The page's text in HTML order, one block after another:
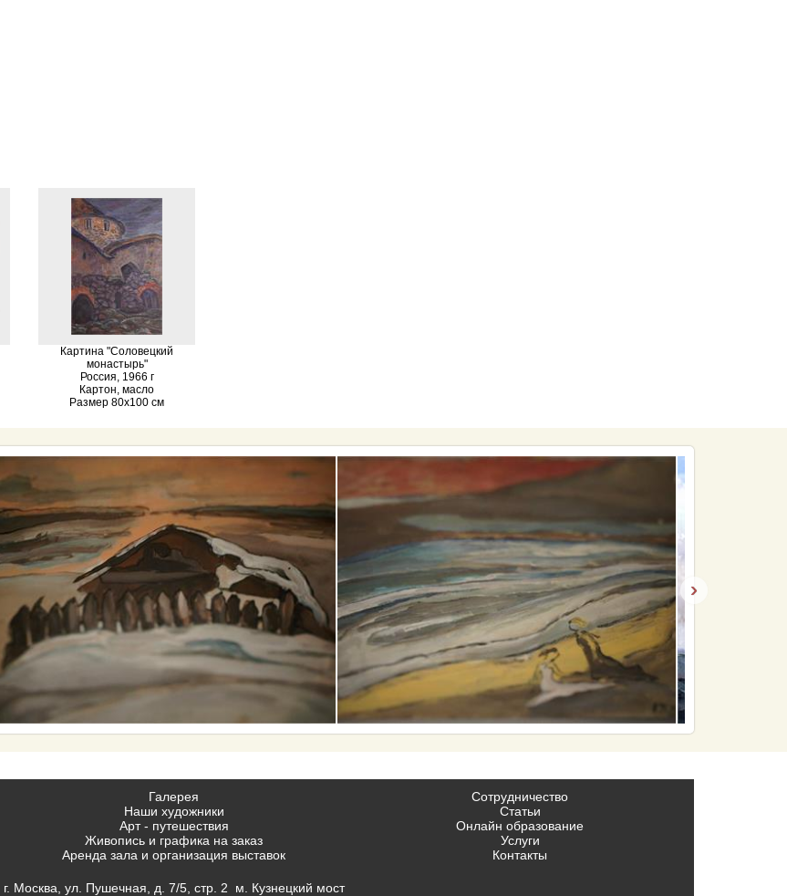
Картина "Соловецкий
монастырь"
Россия, 1966 г
Картон, масло
Размер 80х100 см
›
Галерея
Наши художники
Арт - путешествия
Живопись и графика на заказ
Аренда зала и организация выставок
Сотрудничество
Статьи
Онлайн образование
Услуги
Контакты
г. Москва, ул. Пушечная, д. 7/5, стр. 2 м. Кузнецкий мост